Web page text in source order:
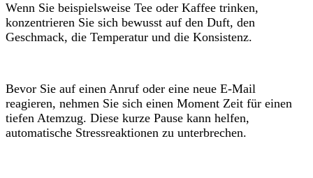
Wenn Sie beispielsweise Tee oder Kaffee trinken,
konzentrieren Sie sich bewusst auf den Duft, den
Geschmack, die Temperatur und die Konsistenz.
Bevor Sie auf einen Anruf oder eine neue E-Mail
reagieren, nehmen Sie sich einen Moment Zeit für einen
tiefen Atemzug. Diese kurze Pause kann helfen,
automatische Stressreaktionen zu unterbrechen.